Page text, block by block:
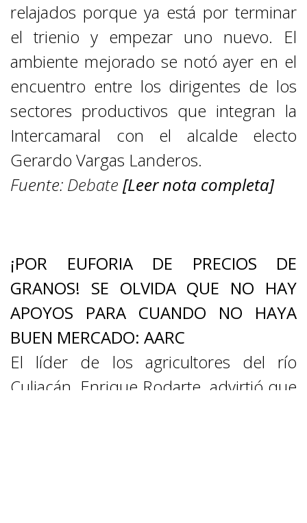
relajados porque ya está por terminar
el trienio y empezar uno nuevo. El
ambiente mejorado se notó ayer en el
encuentro entre los dirigentes de los
sectores productivos que integran la
Intercamaral con el alcalde electo
Gerardo Vargas Landeros.
Fuente: Debate [Leer nota completa]
¡POR EUFORIA DE PRECIOS DE
GRANOS! SE OLVIDA QUE NO HAY
APOYOS PARA CUANDO NO HAYA
BUEN MERCADO: AARC
El líder de los agricultores del río
Culiacán, Enrique Rodarte, advirtió que